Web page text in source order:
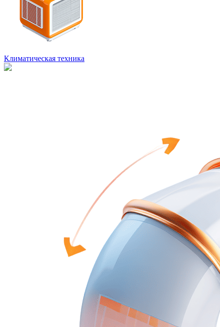
Климатическая техника